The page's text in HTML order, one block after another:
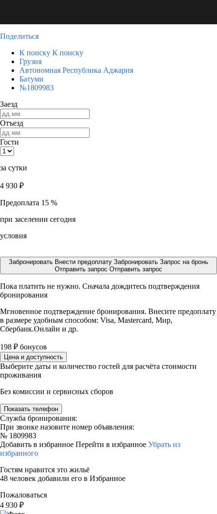
Поделиться
К поиску К поиску
Грузия
Автономная Республика Аджария
Батуми
№1809983
Заезд
Отъезд
Гости
за сутки
4 930 ₽
Предоплата 15 %
при заселении сегодня
условия
Забронировать Внести предоплату Забронировать Запрос на бронь
Отправить запрос Отправить запрос
Пока платить не нужно. Сначала дождитесь подтверждения
бронирования
Мгновенное подтверждение бронирования. Внесите предоплату
в размере удобным способом: Visa, Mastercard, Мир,
Сбербанк.Онлайн и др.
198 ₽ бонусов
Цена и доступность
Выберите даты и количество гостей для расчёта стоимости
проживания
Без комиссии и сервисных сборов
Показать телефон
Служба бронирования:
При звонке назовите номер объявления:
№ 1809983
Добавить в избранное Перейти в избранное Убрать из
избранного
Гостям нравится это жильё
48 человек добавили его в Избранное
Пожаловаться
4 930 ₽